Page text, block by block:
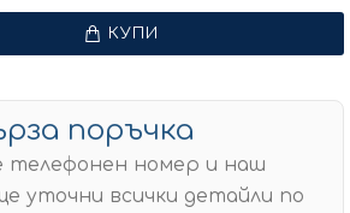
КУПИ
поръчка
телефонен номер и наш
уточни всички детайли по